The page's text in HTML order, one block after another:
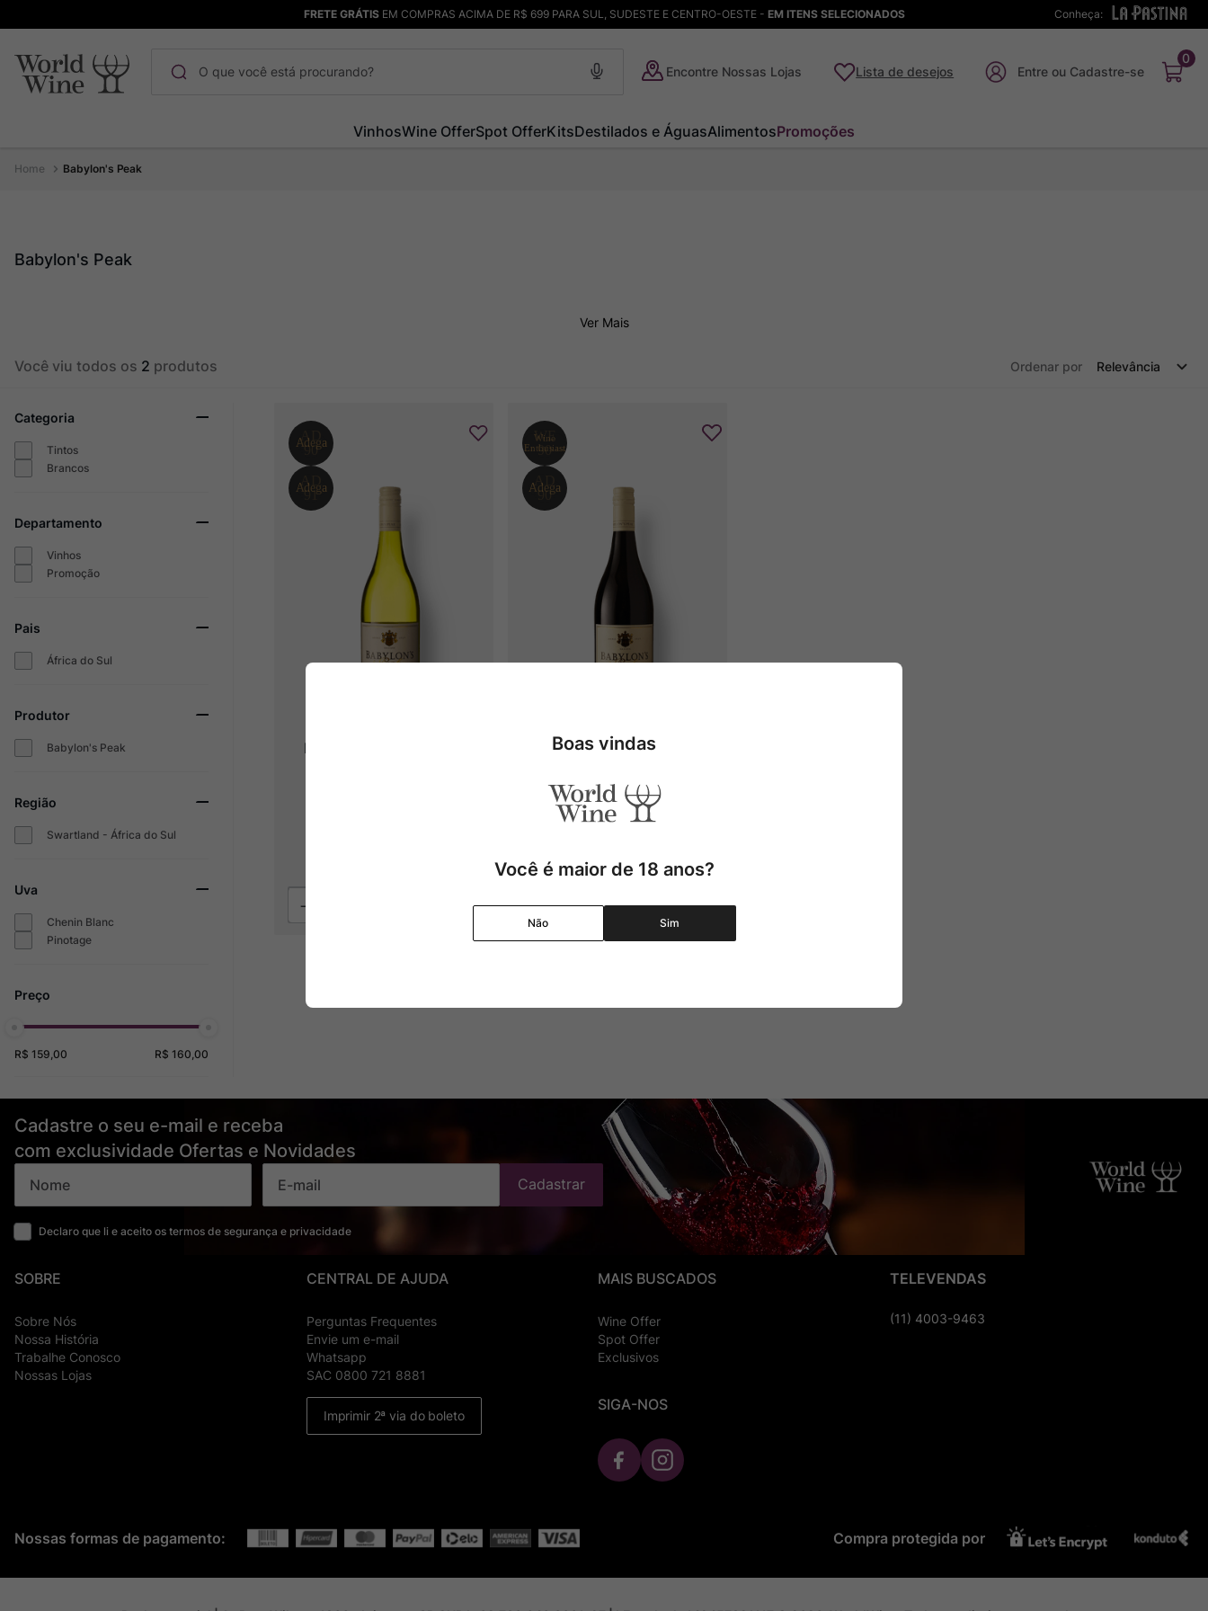
Conheça:
FRETE GRÁTISEM COMPRAS ACIMA DE R$ 699 PARA SUL, SUDESTE E CENTRO-OESTE - EM ITENS SELECIONADOS
Encontre Nossas Lojas Lista de desejos
0
VinhosWine OfferSpot OfferKitsDestilados e ÁguasAlimentosPromoções
Babylon's Peak
Babylon's Peak
Ver Mais
Você viu todos os 2 produtos Ordenar por Relevância
Categoria
Tintos
Brancos
Departamento
Vinhos
Promoção
Pais
África do Sul
Produtor
Babylon's Peak
Região
Swartland - África do Sul
Uva
Chenin Blanc
Pinotage
R$ 159,00 R$ 160,00
Babylon's Peak Chenin
Babylon's Peak Pinotage
2022
Adicionar
Cadastre o seu e-mail e receba
com exclusividade Ofertas e Novidades
Declaro que li e aceito os termos de segurança e privacidade
Cadastrar
SOBRE
Sobre Nós
Nossa História
Trabalhe Conosco
Nossas Lojas
CENTRAL DE AJUDA
Perguntas Frequentes
Envie um e-mail
Whatsapp
SAC 0800 721 8881
Imprimir 2ª via do boleto
MAIS BUSCADOS
Wine Offer
Spot Offer
Exclusivos
SIGA-NOS
TELEVENDAS
(11) 4003-9463
Nossas formas de pagamento: Compra protegida por
1º Maçanita
4 º Garzon
8º Ver Sacrum
Boas vindas
Você é maior de 18 anos?
Não Sim